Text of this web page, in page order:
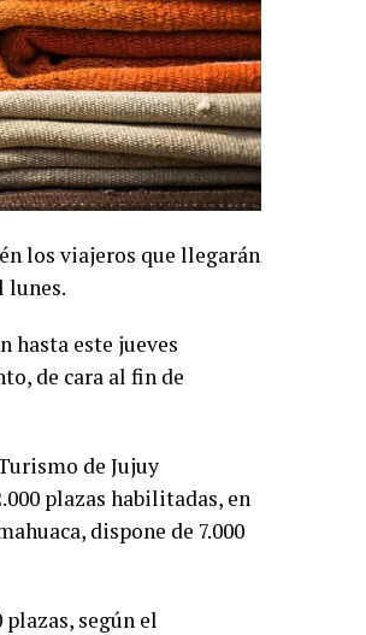
los viajeros que llegarán
lunes.
hasta este jueves
de cara al fin de
de Jujuy
plazas habilitadas, en
dispone de 7.000
plazas, según el